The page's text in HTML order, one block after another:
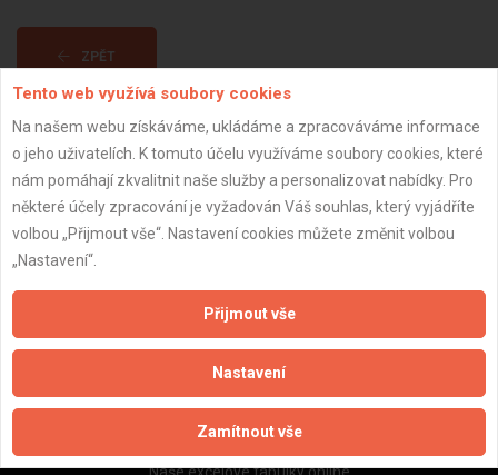
ZPĚT
Aktualizováno z portálu ARES dne 30.09.2024 21:16:26
Naše firmy a řemeslníci
Zpracování a ochrana osobních údajů
Zásady pro používání souborů cookie
Tento web využívá soubory cookies
Na našem webu získáváme, ukládáme a zpracováváme informace
o jeho uživatelích. K tomuto účelu využíváme soubory cookies, které
nám pomáhají zkvalitnit naše služby a personalizovat nabídky. Pro
některé účely zpracování je vyžadován Váš souhlas, který vyjádříte
volbou „Přijmout vše“. Nastavení cookies můžete změnit volbou
„Nastavení“.
Přijmout vše
Nastavení
Zamítnout vše